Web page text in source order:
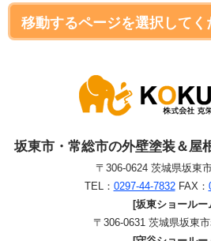
坂東市・常総市の外壁塗装＆屋
〒306-0624 茨城県坂東
TEL： 0297-44-7832FAX：
[坂東ショールー
〒306-0631 茨城県坂東